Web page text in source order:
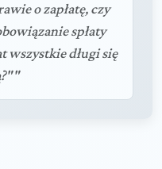
o zapłatę, czy
spłaty
wszystkie długi się